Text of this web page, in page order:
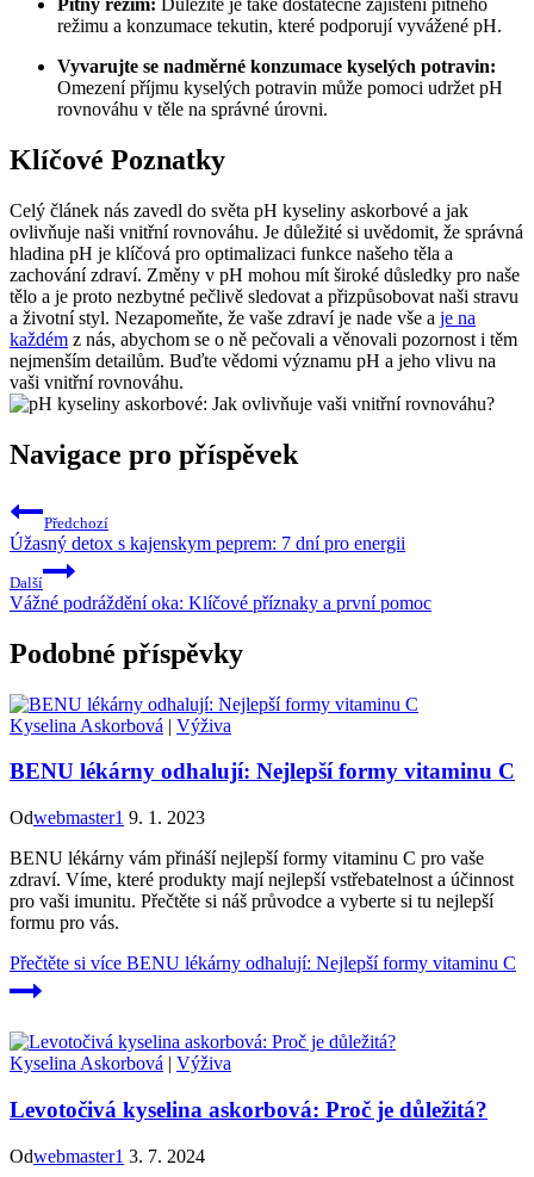
Pitný režim: Důležité je také dostatečné zajištění pitného
režimu a konzumace tekutin, které podporují vyvážené pH.
Vyvarujte se nadměrné konzumace kyselých potravin:
Omezení příjmu kyselých potravin může pomoci udržet pH
rovnováhu v těle na správné úrovni.
Klíčové Poznatky
Celý článek nás zavedl do světa pH kyseliny askorbové a jak
ovlivňuje naši vnitřní rovnováhu. Je důležité si uvědomit, že správná
hladina pH je klíčová pro optimalizaci funkce našeho těla a
zachování zdraví. Změny v pH mohou mít široké důsledky pro naše
tělo a je proto nezbytné pečlivě sledovat a přizpůsobovat naši stravu
a životní styl. Nezapomeňte, že vaše zdraví je nade vše a je na
každém z nás, abychom se o ně pečovali a věnovali pozornost i těm
nejmenším detailům. Buďte vědomi významu pH a jeho vlivu na
vaši vnitřní rovnováhu.
Navigace pro příspěvek
Předchozí
Úžasný detox s kajenskym peprem: 7 dní pro energii
Další
Vážné podráždění oka: Klíčové příznaky a první pomoc
Podobné příspěvky
Kyselina Askorbová | Výživa
BENU lékárny odhalují: Nejlepší formy vitaminu C
Odwebmaster1 9. 1. 2023
BENU lékárny vám přináší nejlepší formy vitaminu C pro vaše
zdraví. Víme, které produkty mají nejlepší vstřebatelnost a účinnost
pro vaši imunitu. Přečtěte si náš průvodce a vyberte si tu nejlepší
formu pro vás.
Přečtěte si více BENU lékárny odhalují: Nejlepší formy vitaminu C
Kyselina Askorbová | Výživa
Levotočivá kyselina askorbová: Proč je důležitá?
Odwebmaster1 3. 7. 2024